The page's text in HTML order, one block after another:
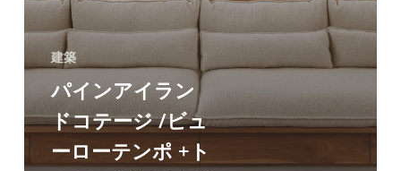
ー
テ
ン
ポ
+ト
ム
建築
パインアイラン
ドコテージ /ビュ
ーローテンポ +ト